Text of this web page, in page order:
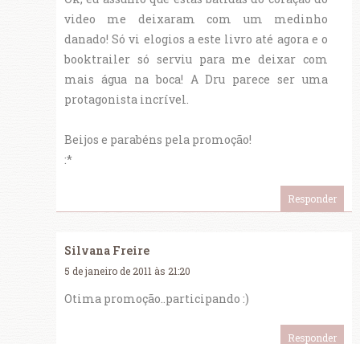
video me deixaram com um medinho
danado! Só vi elogios a este livro até agora e o
booktrailer só serviu para me deixar com
mais água na boca! A Dru parece ser uma
protagonista incrível.
Beijos e parabéns pela promoção!
:*
Responder
Silvana Freire
5 de janeiro de 2011 às 21:20
Otima promoção..participando :)
Responder